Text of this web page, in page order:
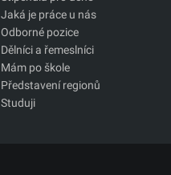
Jaká je práce u nás
Odborné pozice
Dělníci a řemeslníci
Mám po škole
Představení regionů
Studuji